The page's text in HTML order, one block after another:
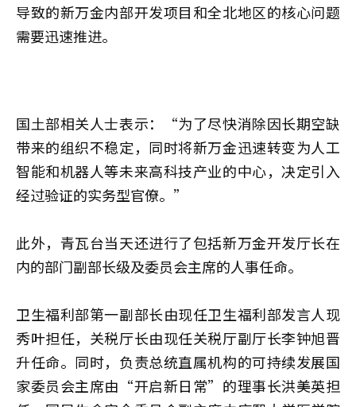
导致的新万金内部开发项目和全北地区的核心问题
需要迅速推进。
国土部相关人士表示：“为了尽快消除因长期空缺
带来的组织不稳定，同时将新万金迅速转变为人工
智能和机器人等未来高科技产业的中心，决定引入
经过验证的实务型官僚。”
此外，青瓦台当天还进行了包括新万金开发厅长在
内的部门副部长级及委员会主席的人事任命。
卫生福利部第一副部长由现任卫生福利部发言人现
秀叶担任，关税厅长由现任关税厅副厅长李钟旭晋
升任命。同时，负责总统直属机构的可持续发展国
家委员会主席由“开启新日常”的理事长洪美英担